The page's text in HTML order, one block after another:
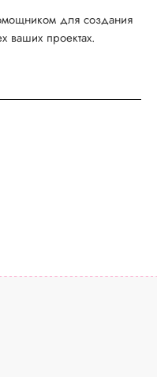
для создания
ваших проектах.